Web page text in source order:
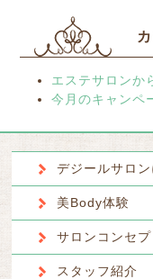
エステサロンか
今月のキャンペ
デジールサロ
美Body体験
サロンコンセプ
スタッフ紹介